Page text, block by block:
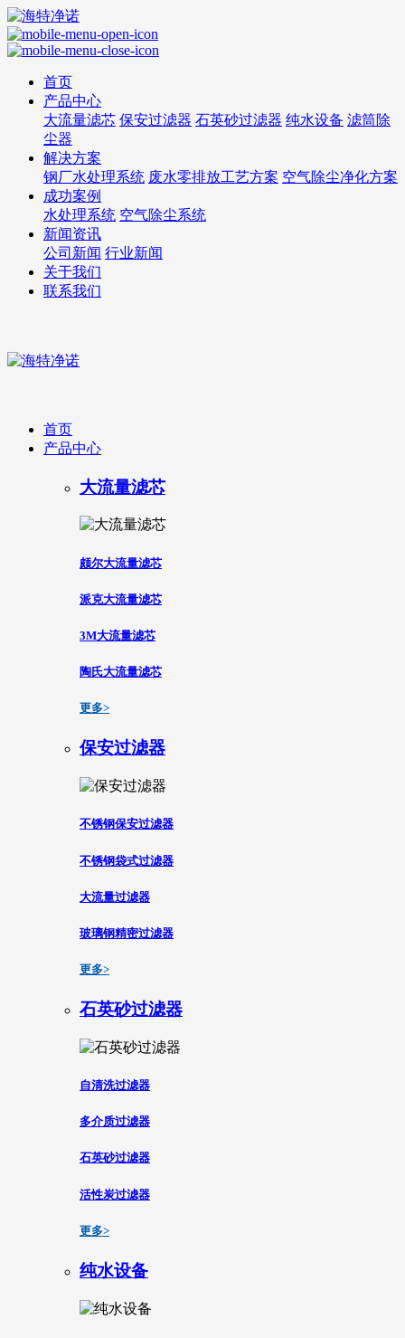
首页
产品中心
大流量滤芯 保安过滤器 石英砂过滤器 纯水设备 滤筒除
尘器
解决方案
钢厂水处理系统 废水零排放工艺方案 空气除尘净化方案
成功案例
水处理系统 空气除尘系统
新闻资讯
公司新闻 行业新闻
关于我们
联系我们
首页
产品中心
大流量滤芯
颇尔大流量滤芯
派克大流量滤芯
3M大流量滤芯
陶氏大流量滤芯
更多>
保安过滤器
不锈钢保安过滤器
不锈钢袋式过滤器
大流量过滤器
玻璃钢精密过滤器
更多>
石英砂过滤器
自清洗过滤器
多介质过滤器
石英砂过滤器
活性炭过滤器
更多>
纯水设备